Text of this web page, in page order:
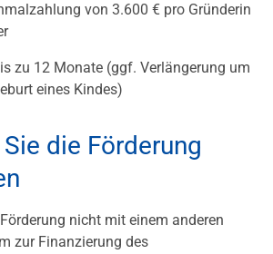
von 3.600 € pro Gründerin
zu 12 Monate (ggf. Verlängerung um
eines Kindes)
die Förderung
nicht mit einem anderen
zur Finanzierung des